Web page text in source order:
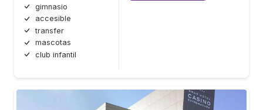
gimnasio
accesible
transfer
mascotas
club infantil